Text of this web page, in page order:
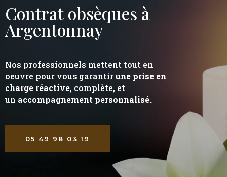
Contrat obsèques à
Argentonnay
Nos professionnels mettent tout en
oeuvre pour vous garantirune prise en
charge réactive, complète, et
un accompagnement personnalisé.
05 49 98 03 19